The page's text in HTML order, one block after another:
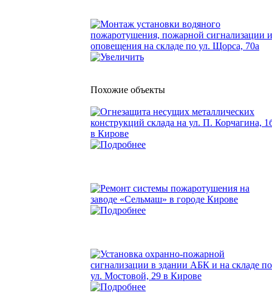
Похожие объекты